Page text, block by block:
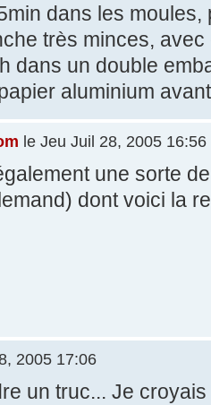
dans les
très minces,
dans un double
aluminium
le Jeu Juil 28, 2005 16:56
une sorte
dont voici la
2005 17:06
un truc... Je